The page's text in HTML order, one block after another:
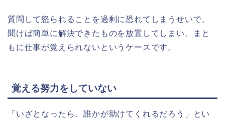
質問して怒られることを過剰に恐れてしまうせいで、
聞けば簡単に解決できたものを放置してしまい、まと
もに仕事が覚えられないというケースです。
覚える努力をしていない
「いざとなったら、誰かが助けてくれるだろう」とい